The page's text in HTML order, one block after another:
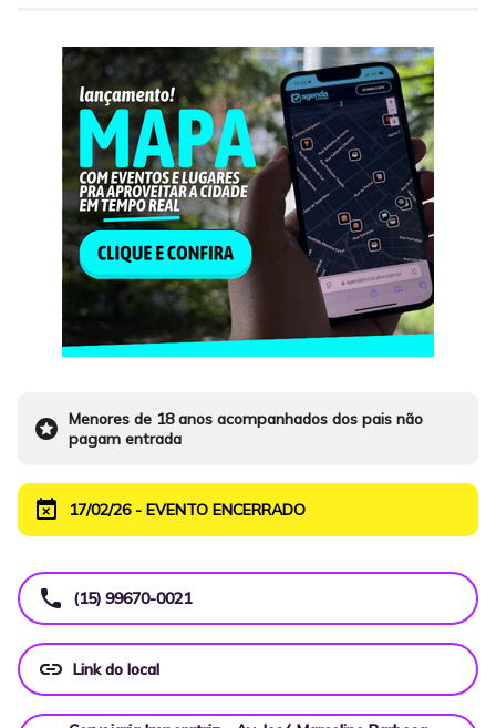
stars Menores de 18 anos acompanhados dos pais não
pagam entrada
event_busy 17/02/26 - EVENTO ENCERRADO
call (15) 99670-0021
link Link do local